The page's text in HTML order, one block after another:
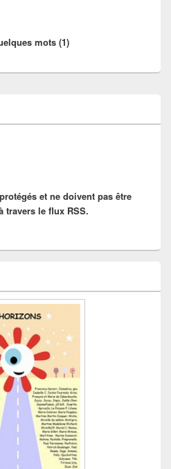
mots (1)
et ne doivent pas être
travers le flux RSS.